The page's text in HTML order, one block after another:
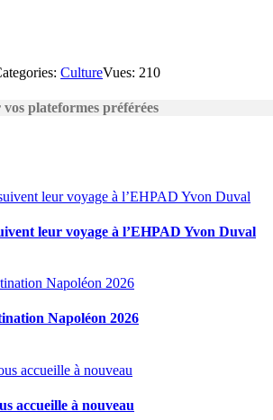
CultureVues: 210
plateformes préférées
leur voyage à l’EHPAD Yvon Duval
Napoléon 2026
accueille à nouveau